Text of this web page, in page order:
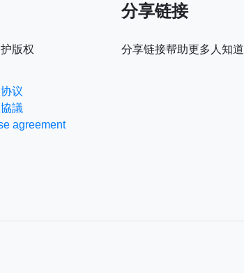
版权
议
議
agreement
分享链接
分享链接帮助更多人知道